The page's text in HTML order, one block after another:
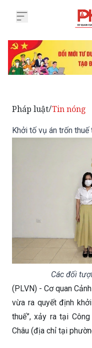
Pháp luật/Tin nóng
Khởi tố vụ án trốn
Các đối
(PLVN) - Cơ quan
vừa ra quyết định
thuế”, xảy ra tại
Châu (địa chỉ tại